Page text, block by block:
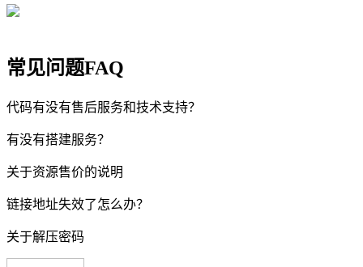
常见问题FAQ
代码有没有售后服务和技术支持？
有没有搭建服务？
关于资源售价的说明
链接地址失效了怎么办？
关于解压密码